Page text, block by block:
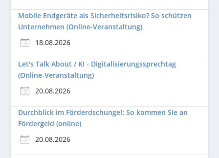
Mobile Endgeräte als Sicherheitsrisiko? So schützen
Unternehmen (Online-Veranstaltung)
18.08.2026
Let's Talk About / KI - Digitalisierungssprechtag
(Online-Veranstaltung)
20.08.2026
Durchblick im Förderdschungel: So kommen Sie an
Fördergeld (online)
20.08.2026